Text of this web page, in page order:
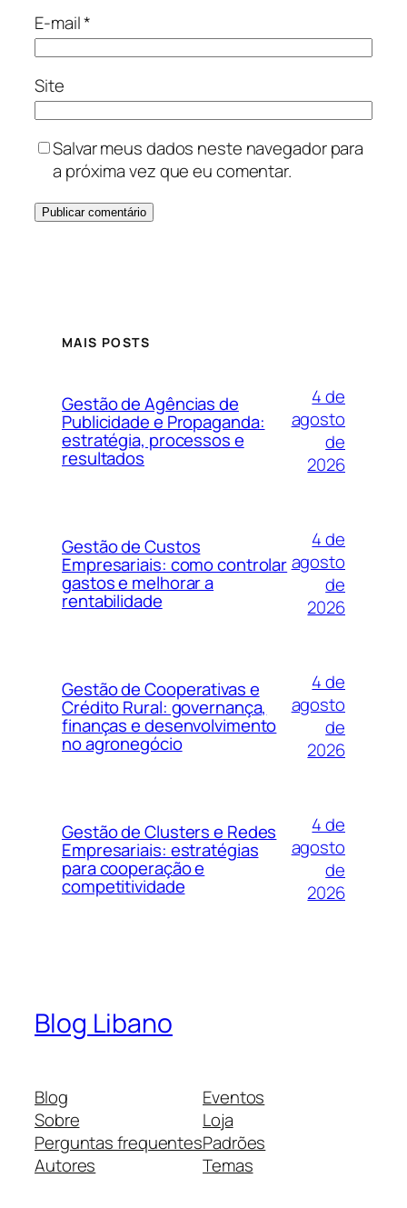
E-mail*
Site
Salvar meus dados neste navegador para
a próxima vez que eu comentar.
MAIS POSTS
Gestão de Agências de
Publicidade e Propaganda:
estratégia, processos e
resultados
4 de
agosto
de
2026
Gestão de Custos
Empresariais: como controlar
gastos e melhorar a
rentabilidade
4 de
agosto
de
2026
Gestão de Cooperativas e
Crédito Rural: governança,
finanças e desenvolvimento
no agronegócio
4 de
agosto
de
2026
Gestão de Clusters e Redes
Empresariais: estratégias
para cooperação e
competitividade
4 de
agosto
de
2026
Blog Libano
Blog
Sobre
Perguntas frequentes
Autores
Eventos
Loja
Padrões
Temas